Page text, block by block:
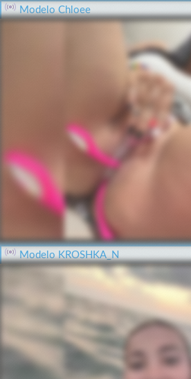
Modelo Chloee
Modelo KROSHKA_N